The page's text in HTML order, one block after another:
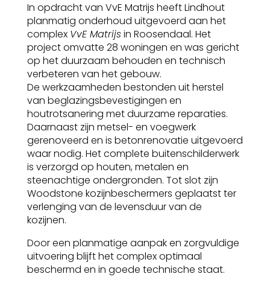
In opdracht van VvE Matrijs heeft Lindhout
planmatig onderhoud uitgevoerd aan het
complex VvE Matrijsin Roosendaal. Het
project omvatte 28 woningen en was gericht
op het duurzaam behouden en technisch
verbeteren van het gebouw.
De werkzaamheden bestonden uit herstel
van beglazingsbevestigingen en
houtrotsanering met duurzame reparaties.
Daarnaast zijn metsel- en voegwerk
gerenoveerd en is betonrenovatie uitgevoerd
waar nodig. Het complete buitenschilderwerk
is verzorgd op houten, metalen en
steenachtige ondergronden. Tot slot zijn
Woodstone kozijnbeschermers geplaatst ter
verlenging van de levensduur van de
kozijnen.
Door een planmatige aanpak en zorgvuldige
uitvoering blijft het complex optimaal
beschermd en in goede technische staat.